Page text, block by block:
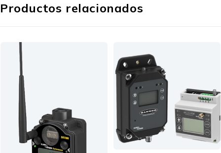
Productos relacionados